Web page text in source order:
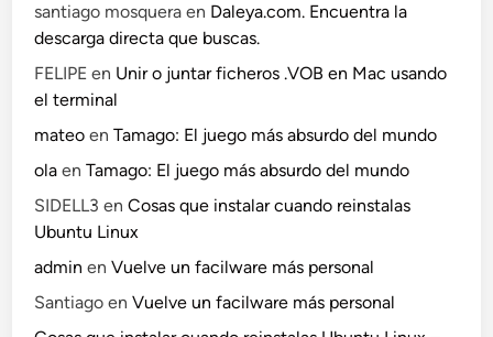
santiago mosquera en Daleya.com. Encuentra la
descarga directa que buscas.
FELIPE en Unir o juntar ficheros .VOB en Mac usando
el terminal
mateo enTamago: El juego más absurdo del mundo
ola enTamago: El juego más absurdo del mundo
SIDELL3 enCosas que instalar cuando reinstalas
Ubuntu Linux
admin enVuelve un facilware más personal
Santiago enVuelve un facilware más personal